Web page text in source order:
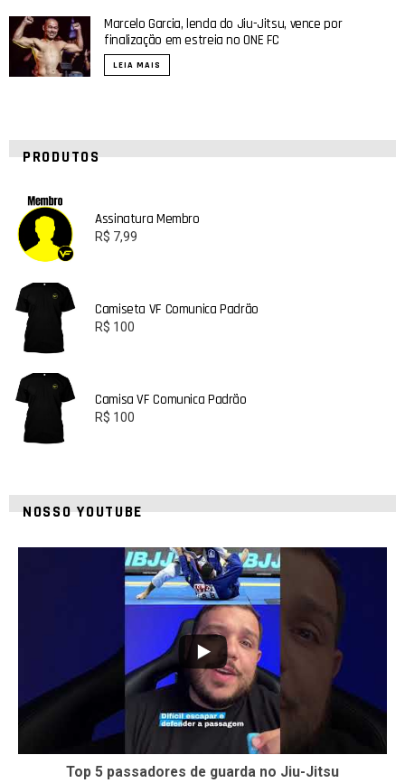
Marcelo Garcia, lenda do Jiu-Jitsu, vence por
finalização em estreia no ONE FC
LEIA MAIS
PRODUTOS
Assinatura Membro
R$ 7,99
Camiseta VF Comunica Padrão
R$ 100
Camisa VF Comunica Padrão
R$ 100
NOSSO YOUTUBE
Top 5 passadores de guarda no Jiu-Jitsu